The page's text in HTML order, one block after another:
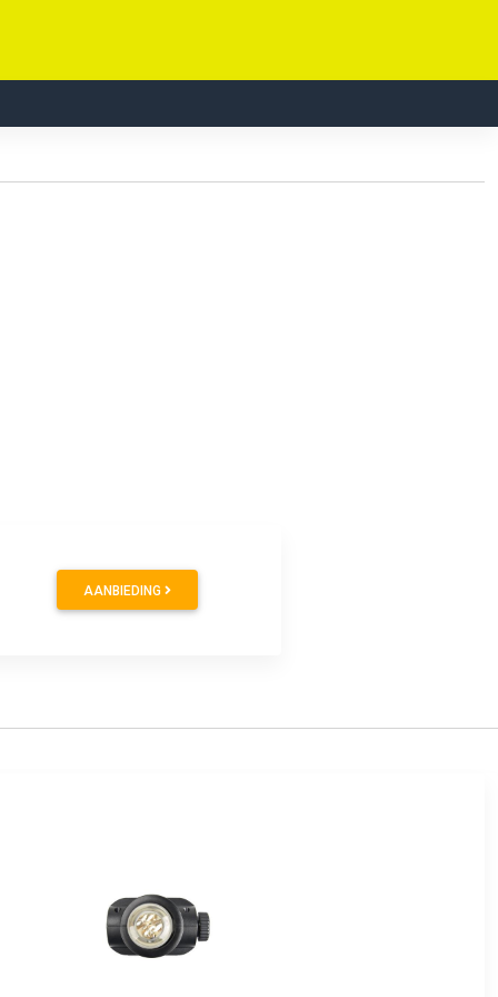
AANBIEDING